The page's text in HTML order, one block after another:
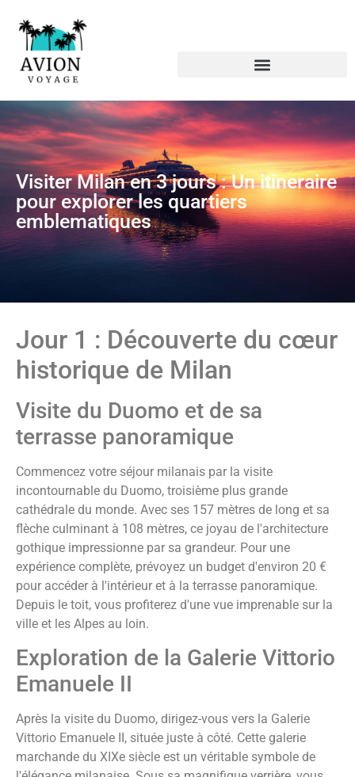
Visiter Milan en 3 jours : Un itineraire
pour explorer les quartiers
emblematiques
Jour 1 : Découverte du cœur
historique de Milan
Visite du Duomo et de sa
terrasse panoramique
Commencez votre séjour milanais par la visite
incontournable du Duomo, troisième plus grande
cathédrale du monde. Avec ses 157 mètres de long et sa
flèche culminant à 108 mètres, ce joyau de l'architecture
gothique impressionne par sa grandeur. Pour une
expérience complète, prévoyez un budget d'environ 20 €
pour accéder à l'intérieur et à la terrasse panoramique.
Depuis le toit, vous profiterez d'une vue imprenable sur la
ville et les Alpes au loin.
Exploration de la Galerie Vittorio
Emanuele II
Après la visite du Duomo, dirigez-vous vers la Galerie
Vittorio Emanuele II, située juste à côté. Cette galerie
marchande du XIXe siècle est un véritable symbole de